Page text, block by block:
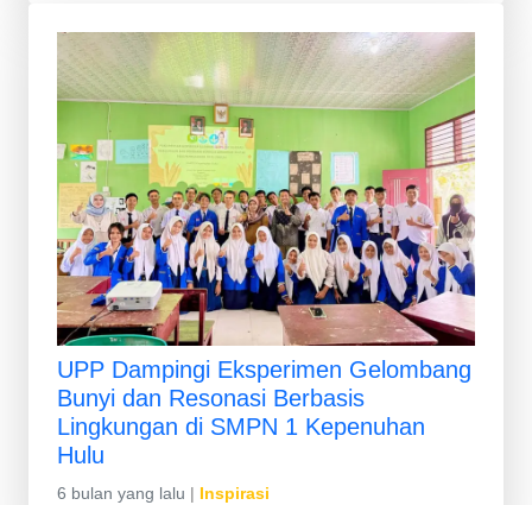
UPP Dampingi Eksperimen Gelombang
Bunyi dan Resonasi Berbasis
Lingkungan di SMPN 1 Kepenuhan
Hulu
6 bulan yang lalu | Inspirasi